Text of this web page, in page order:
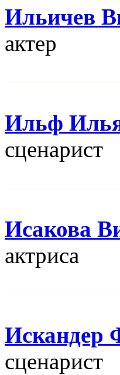
Ильичев
актер
Ильф
сценарист
Исакова
актриса
Искандер
сценарист